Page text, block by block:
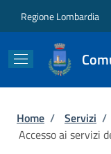
Regione Lombardia
Briciole
Home / Servizi /
Accesso ai servizi